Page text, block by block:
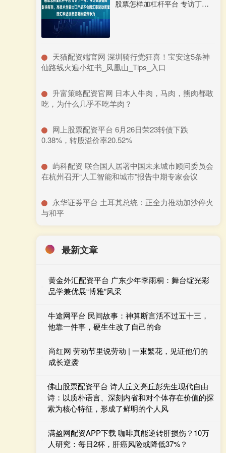
股票怎样加杠杆平台 专访丁一凡：预计美联储降息对中国外贸影响有限，高技术含量出口产品不会因汇率波动而显著削弱竞争力
​天猫配资端官网 深圳骑行党狂喜！宝安这5条神
仙路线火遍小红书_凤凰山_Tips_入口
​升富策略配资官网 日本人牛肉，马肉，熊肉都敢
吃，为什么几乎不吃羊肉？
​网上股票配资平台 6月26日荣23转债下跌
0.38%，转股溢价率20.52%
​屿科配资 联合国人居署中国未来城市顾问委员会
在杭州召开“人工智能和城市”报告中期专家会议
​永华证券平台 土耳其总统：正全力推动加沙停火
与和平
最新文章
黄金外汇配资平台 广东少年李雨桐：舞台绽光彩
品学兼优展“博雅”风采
牛途网平台 民间故事：神算断言活不过五十三，
他靠一件事，硬生生改了自己的命
尚红网 劳动节里说劳动 | 一束繁花，见证他们的
成长逆袭
佛山股票配资平台 诗人丘文亮丘彭先生现代自由
诗：以质朴语言、深刻内省和对个体存在价值的探
索为核心特征，形成了鲜明的个人风
满盈网配资APP下载 咖啡真能逆转肝损伤？10万
人研究：每日2杯，肝癌风险或降低37%？